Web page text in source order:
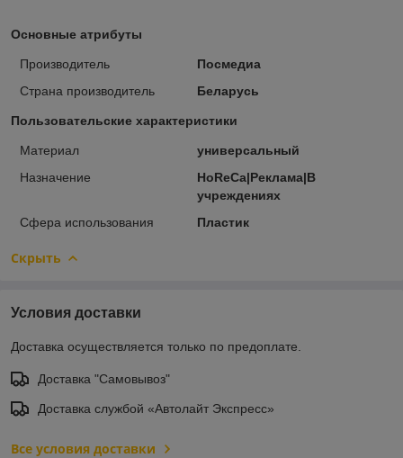
Основные атрибуты
Производитель
Посмедиа
Страна производитель
Беларусь
Пользовательские характеристики
Материал
универсальный
Назначение
HoReCa|Реклама|В
учреждениях
Сфера использования
Пластик
Скрыть
Условия доставки
Доставка осуществляется только по предоплате.
Доставка "Самовывоз"
Доставка службой «Автолайт Экспресс»
Все условия доставки